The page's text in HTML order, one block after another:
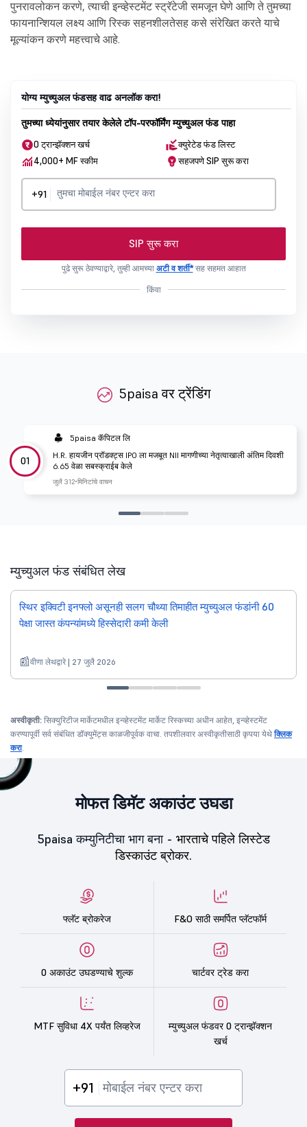
पुनरावलोकन करणे, त्याची इन्व्हेस्टमेंट स्ट्रॅटेजी समजून घेणे आणि ते तुमच्या
फायनान्शियल लक्ष्य आणि रिस्क सहनशीलतेसह कसे संरेखित करते याचे
मूल्यांकन करणे महत्त्वाचे आहे.
योग्य म्युच्युअल फंडसह वाढ अनलॉक करा!
तुमच्या ध्येयांनुसार तयार केलेले टॉप-परफॉर्मिंग म्युच्युअल फंड पाहा
0 ट्रान्झॅक्शन खर्च
क्युरेटेड फंड लिस्ट
4,000+ MF स्कीम
सहजपणे SIP सुरू करा
+91
SIP सुरू करा
पुढे सुरू ठेवण्याद्वारे, तुम्ही आमच्या अटी व शर्ती*सह सहमत आहात
किंवा
5paisa वर ट्रेंडिंग
01
5paisa कॅपिटल लि
H.R. हायजीन प्रॉडक्ट्स IPO ला मजबूत NII मागणीच्या नेतृत्वाखाली अंतिम दिवशी
6.65 वेळा सबस्क्राईब केले
जुलै 312 मिनिटांचे वाचन
म्युच्युअल फंड संबंधित लेख
स्थिर इक्विटी इनफ्लो असूनही सलग चौथ्या तिमाहीत म्युच्युअल फंडांनी 60
पेक्षा जास्त कंपन्यांमध्ये हिस्सेदारी कमी केली
वीणा लेथद्वारे | 27 जुलै 2026
अस्वीकृती: सिक्युरिटीज मार्केटमधील इन्व्हेस्टमेंट मार्केट रिस्कच्या अधीन आहेत, इन्व्हेस्टमेंट
करण्यापूर्वी सर्व संबंधित डॉक्युमेंट्स काळजीपूर्वक वाचा. तपशीलवार अस्वीकृतीसाठी कृपया येथेक्लिक
करा.
मोफत डिमॅट अकाउंट उघडा
5paisa कम्युनिटीचा भाग बना - भारताचे पहिले लिस्टेड
डिस्काउंट ब्रोकर.
फ्लॅट ब्रोकरेज F&O साठी समर्पित प्लॅटफॉर्म
0 अकाउंट उघडण्याचे शुल्क चार्टवर ट्रेड करा
MTF सुविधा 4X पर्यंत लिव्हरेज
म्युच्युअल फंडवर 0 ट्रान्झॅक्शन
खर्च
+91